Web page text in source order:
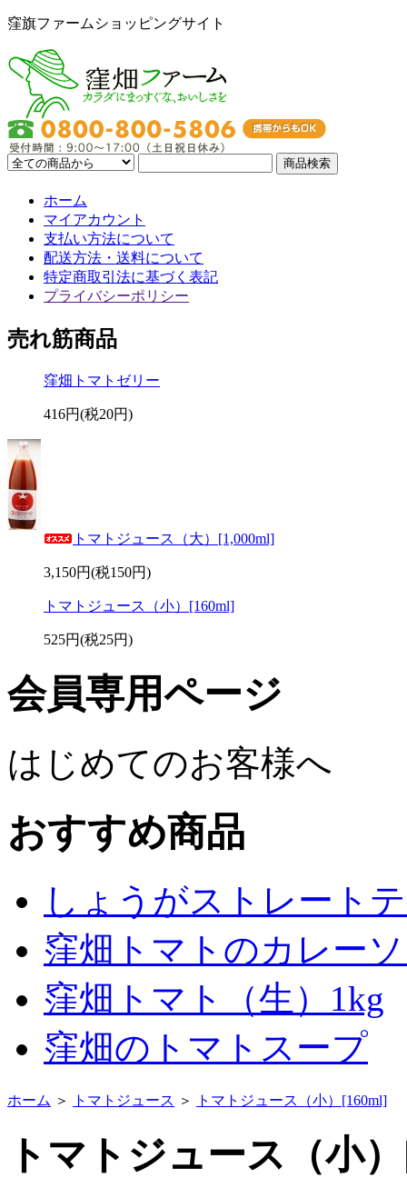
窪旗ファームショッピングサイト
ホーム
マイアカウント
支払い方法について
配送方法・送料について
特定商取引法に基づく表記
プライバシーポリシー
売れ筋商品
窪畑トマトゼリー
416円(税20円)
トマトジュース（大）[1,000ml]
3,150円(税150円)
トマトジュース（小）[160ml]
525円(税25円)
会員専用ページ
はじめてのお客様へ
おすすめ商品
しょうがストレート
窪畑トマトのカレー
窪畑トマト（生）1kg
窪畑のトマトスープ
ホーム ＞ トマトジュース ＞ トマトジュース（小）[160ml]
トマトジュース（小